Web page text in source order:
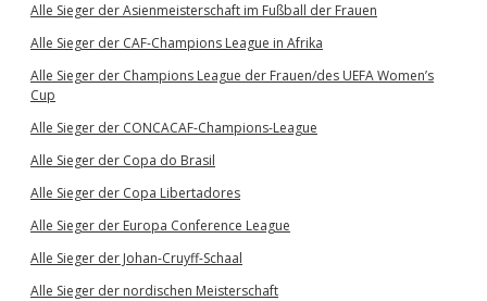
Alle Sieger der Asienmeisterschaft im Fußball der Frauen
Alle Sieger der CAF-Champions League in Afrika
Alle Sieger der Champions League der Frauen/des UEFA Women’s
Cup
Alle Sieger der CONCACAF-Champions-League
Alle Sieger der Copa do Brasil
Alle Sieger der Copa Libertadores
Alle Sieger der Europa Conference League
Alle Sieger der Johan-Cruyff-Schaal
Alle Sieger der nordischen Meisterschaft